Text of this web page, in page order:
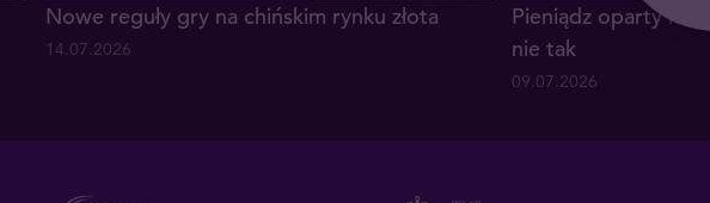
Nowe reguły gry na chińskim rynku złota
14.07.2026
Pieniądz oparty na
nie tak
09.07.2026